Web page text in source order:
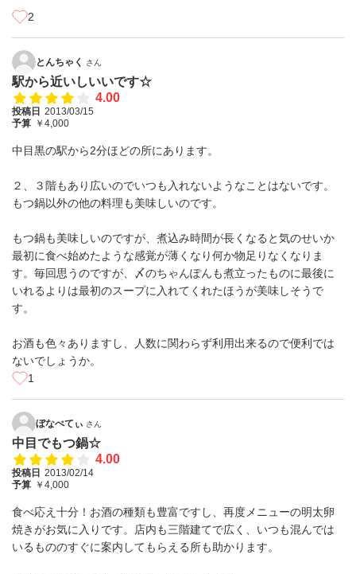
2
とんちゃく さん
駅から近いしいいです☆
4.00
投稿日 2013/03/15
予算 ￥4,000
中目黒の駅から2分ほどの所にあります。
２、３階もあり広いのでいつも入れないようなことはないです。
もつ鍋以外の他の料理も美味しいのです。
もつ鍋も美味しいのですが、煮込み時間が長くなると気のせいか
最初に食べ始めたような感覚が薄くなり何か物足りなくなりま
す。毎回思うのですが、〆のちゃんぽんも煮立ったものに最後に
いれるよりは最初のスープに入れてくれたほうが美味しそうで
す。
お酒も色々ありますし、人数に関わらず利用出来るので便利では
ないでしょうか。
1
ぼなぺてぃ さん
中目でもつ鍋☆
4.00
投稿日 2013/02/14
予算 ￥4,000
食べ応え十分！お酒の種類も豊富ですし、再度メニューの明太卵
焼きがお気に入りです。店内も三階建てで広く、いつも混んでは
いるもののすぐに案内してもらえる所も助かります。